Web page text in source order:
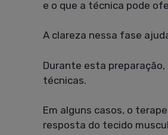
e o que a técnica pode
A clareza nessa fase
Durante esta
técnicas.
Em alguns casos, o
resposta do tecido